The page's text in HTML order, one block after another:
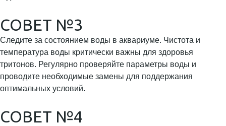
СОВЕТ №3
Следите за состоянием воды в аквариуме. Чистота и
температура воды критически важны для здоровья
тритонов. Регулярно проверяйте параметры воды и
проводите необходимые замены для поддержания
оптимальных условий.
СОВЕТ №4